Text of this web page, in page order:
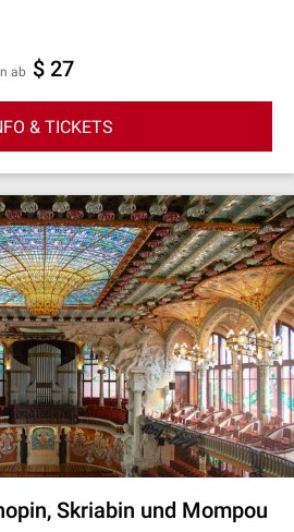
ab $ 27
& TICKETS
Skriabin und Mompou